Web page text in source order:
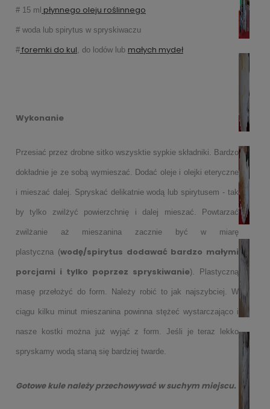
# 15 ml płynnego oleju roślinnego
# woda lub spirytus w spryskiwaczu
# foremki do kul, do lodów lub małych mydeł
Wykonanie
Przesiać przez drobne sitko wszysktie sypkie składniki. Bardzo
dokładnie je ze sobą wymieszać. Dodać oleje i olejki eteryczne
i mieszać dalej. Spryskać delikatnie wodą lub spirytusem - tak
by tylko zwilżyć powierzchnię i dalej mieszać. Powtarzać
zwilżanie aż mieszanina zacznie być w miarę
plastyczna (wodę/spirytus dodawać bardzo małymi
porcjami i tylko poprzez spryskiwanie). Plastyczną
masę przełożyć do form. Należy robić to jak najszybciej. W
ciągu kilku minut mieszanina powinna stężeć wystarczająco i
nasze kostki można już wyjąć z form. Jeśli je teraz lekko
spryskamy wodą staną się bardziej twarde.
Gotowe kule należy przechowywać w suchym miejscu.